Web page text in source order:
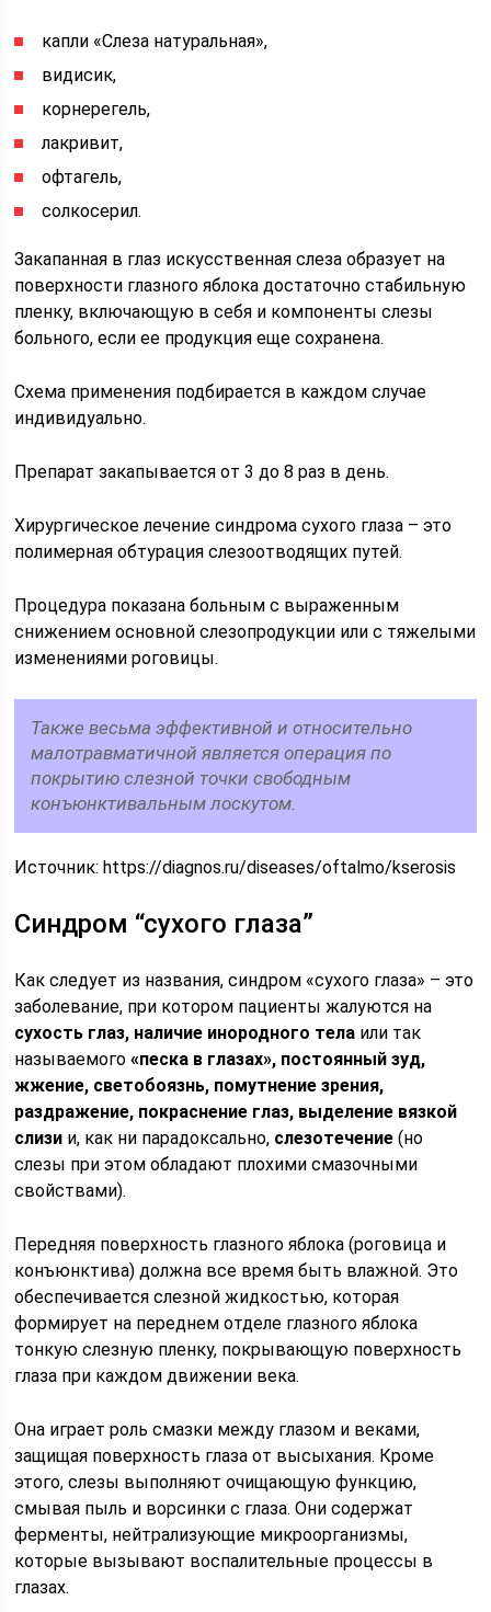
капли «Слеза натуральная»,
видисик,
корнерегель,
лакривит,
офтагель,
солкосерил.
Закапанная в глаз искусственная слеза образует на
поверхности глазного яблока достаточно стабильную
пленку, включающую в себя и компоненты слезы
больного, если ее продукция еще сохранена.
Схема применения подбирается в каждом случае
индивидуально.
Препарат закапывается от 3 до 8 раз в день.
Хирургическое лечение синдрома сухого глаза – это
полимерная обтурация слезоотводящих путей.
Процедура показана больным с выраженным
снижением основной слезопродукции или с тяжелыми
изменениями роговицы.
Также весьма эффективной и относительно
малотравматичной является операция по
покрытию слезной точки свободным
конъюнктивальным лоскутом.
Источник:https://diagnos.ru/diseases/oftalmo/kserosis
Синдром “сухого глаза”
Как следует из названия, синдром «сухого глаза» – это
заболевание, при котором пациенты жалуются на
сухость глаз, наличие инородного тела или так
называемого «песка в глазах», постоянный зуд,
жжение, светобоязнь, помутнение зрения,
раздражение, покраснение глаз, выделение вязкой
слизи и, как ни парадоксально, слезотечение (но
слезы при этом обладают плохими смазочными
свойствами).
Передняя поверхность глазного яблока (роговица и
конъюнктива) должна все время быть влажной. Это
обеспечивается слезной жидкостью, которая
формирует на переднем отделе глазного яблока
тонкую слезную пленку, покрывающую поверхность
глаза при каждом движении века.
Она играет роль смазки между глазом и веками,
защищая поверхность глаза от высыхания. Кроме
этого, слезы выполняют очищающую функцию,
смывая пыль и ворсинки с глаза. Они содержат
ферменты, нейтрализующие микроорганизмы,
которые вызывают воспалительные процессы в
глазах.